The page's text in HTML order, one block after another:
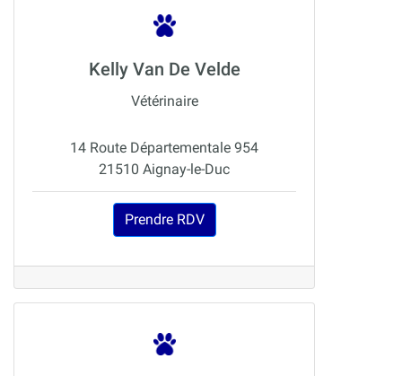
Kelly Van De Velde
Vétérinaire
14 Route Départementale 954
21510 Aignay-le-Duc
Prendre RDV